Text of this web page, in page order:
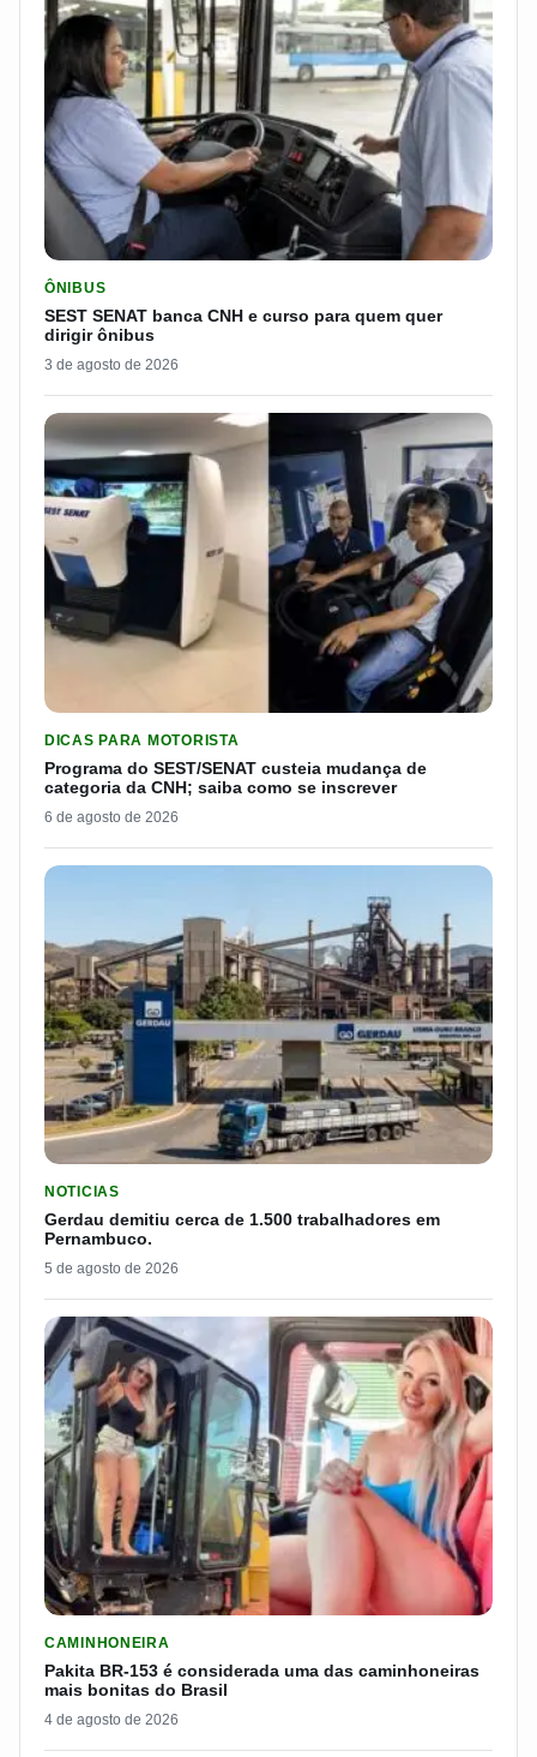
ÔNIBUS
SEST SENAT banca CNH e curso para quem quer
dirigir ônibus
3 de agosto de 2026
DICAS PARA MOTORISTA
Programa do SEST/SENAT custeia mudança de
categoria da CNH; saiba como se inscrever
6 de agosto de 2026
NOTICIAS
Gerdau demitiu cerca de 1.500 trabalhadores em
Pernambuco.
5 de agosto de 2026
CAMINHONEIRA
Pakita BR-153 é considerada uma das caminhoneiras
mais bonitas do Brasil
4 de agosto de 2026